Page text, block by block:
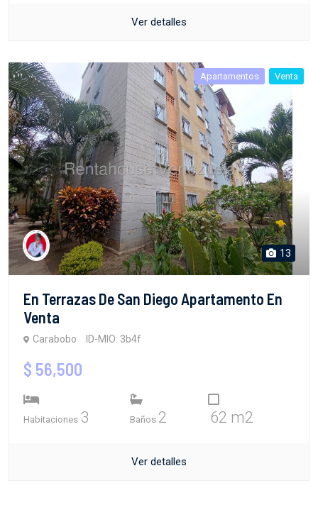
Ver detalles
Apartamentos Venta
13
En Terrazas De San Diego Apartamento En
Venta
Carabobo ID-MIO: 3b4f
$ 56,500
Habitaciones 3 Baños 2 62 m2
Ver detalles